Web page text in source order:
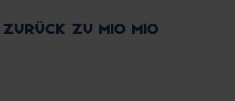
Zurück zu Mio Mio